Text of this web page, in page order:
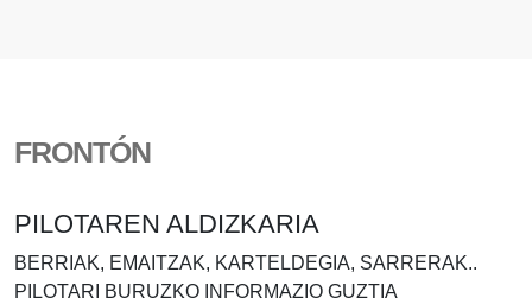
FRONTÓN
PILOTAREN ALDIZKARIA
BERRIAK, EMAITZAK, KARTELDEGIA, SARRERAK..
PILOTARI BURUZKO INFORMAZIO GUZTIA